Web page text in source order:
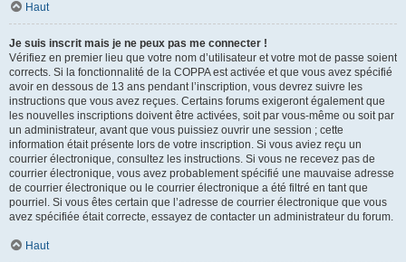
Haut
Je suis inscrit mais je ne peux pas me connecter !
Vérifiez en premier lieu que votre nom d’utilisateur et votre mot de passe soient
corrects. Si la fonctionnalité de la COPPA est activée et que vous avez spécifié
avoir en dessous de 13 ans pendant l’inscription, vous devrez suivre les
instructions que vous avez reçues. Certains forums exigeront également que
les nouvelles inscriptions doivent être activées, soit par vous-même ou soit par
un administrateur, avant que vous puissiez ouvrir une session ; cette
information était présente lors de votre inscription. Si vous aviez reçu un
courrier électronique, consultez les instructions. Si vous ne recevez pas de
courrier électronique, vous avez probablement spécifié une mauvaise adresse
de courrier électronique ou le courrier électronique a été filtré en tant que
pourriel. Si vous êtes certain que l’adresse de courrier électronique que vous
avez spécifiée était correcte, essayez de contacter un administrateur du forum.
Haut